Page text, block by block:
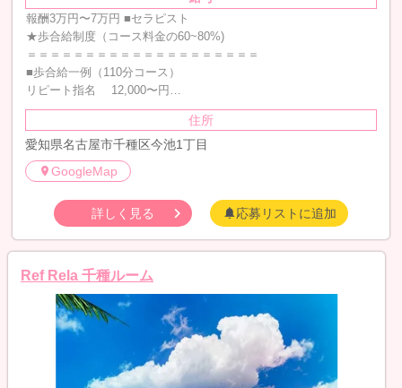
報酬3万円〜7万円 ■セラピスト
★歩合給制度（コース料金の60~80%)
＝＝＝＝＝＝＝＝＝＝＝＝＝＝＝＝＝＝＝＝
■歩合給一例（110分コース）
リピート指名 12,000〜円…
住所
愛知県名古屋市千種区今池1丁目
GoogleMap
詳しく見る 応募リストに追加
Ref Rela 千種ルーム